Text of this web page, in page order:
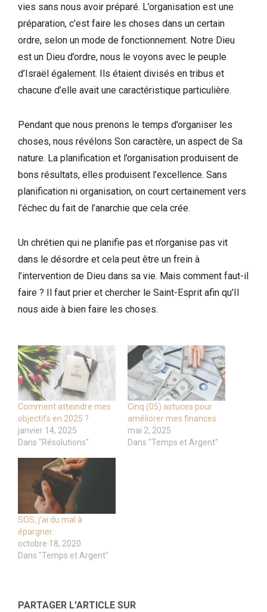
vies sans nous avoir préparé. L’organisation est une
préparation, c’est faire les choses dans un certain
ordre, selon un mode de fonctionnement. Notre Dieu
est un Dieu d’ordre, nous le voyons avec le peuple
d’Israël également. Ils étaient divisés en tribus et
chacune d’elle avait une caractéristique particulière.
Pendant que nous prenons le temps d’organiser les
choses, nous révélons Son caractère, un aspect de Sa
nature. La planification et l’organisation produisent de
bons résultats, elles produisent l’excellence. Sans
planification ni organisation, on court certainement vers
l’échec du fait de l’anarchie que cela crée.
Un chrétien qui ne planifie pas et n’organise pas vit
dans le désordre et cela peut être un frein à
l’intervention de Dieu dans sa vie. Mais comment faut-il
faire ? Il faut prier et chercher le Saint-Esprit afin qu’Il
nous aide à bien faire les choses.
Comment atteindre mes
objectifs en 2025 ?
janvier 14, 2025
Dans "Résolutions"
Cinq (05) astuces pour
améliorer mes finances
mai 2, 2025
Dans "Temps et Argent"
SOS, j’ai du mal à
épargner.
octobre 18, 2020
Dans "Temps et Argent"
PARTAGER L'ARTICLE SUR